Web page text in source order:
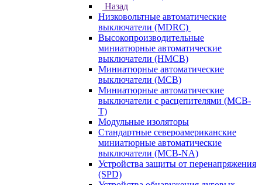
Назад
Низковольтные автоматические
выключатели (MDRC)
Высокопроизводительные
миниатюрные автоматические
выключатели (HMCB)
Миниатюрные автоматические
выключатели (MCB)
Миниатюрные автоматические
выключатели с расцепителями (MCB-
T)
Модульные изоляторы
Стандартные североамериканские
миниатюрные автоматические
выключатели (MCB-NA)
Устройства защиты от перенапряжения
(SPD)